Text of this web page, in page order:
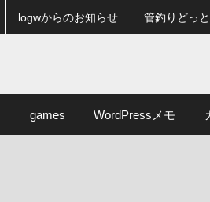
logwからのお知らせ 管釣りどっ
games WordPressメモ